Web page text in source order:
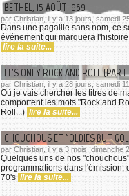
BETHEL, 15 AOÛT 1969
par Christian, il y a 13 jours, samedi
Dans une pagaille sans nom, ce
événement qui marquera
lire la suite...
IT'S ONLY ROCK AND ROLL
par Christian, il y a 28 jours, samedi
Où je vais chercher les titres de
comportent les mots "Rock and
Roll...) lire la suite...
CHOUCHOUS ET "OLDIES BUT
par Christian, il y a 3 mois, dimanche
Quelques uns de nos
programmations dans l'émission,
70's lire la suite...